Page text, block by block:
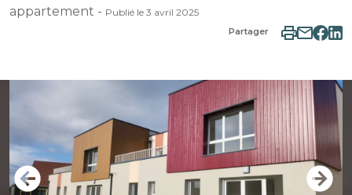
appartement - Publié le 3 avril 2025
Partager